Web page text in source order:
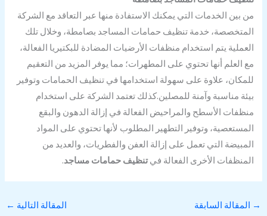
من بين الخدمات التي يمكنك الاستفادة منها عبر التعاقد مع الشركة
المتخصصة، خدمة تنظيف حمامات المساجد بصامطة، وخلال تلك
العملية يتم استخدام منظفات الأرضيات المضادة للبكتيريا الفعالة،
مع العلم أنها تحتوي على المطهرات؛ مما يوفر المزيد من التعقيم
للمكان، علاوة على سهولة استخدامها في تنظيف الحمامات وتوفير
بيئة مناسبة وآمنة للمصلين.كذلك تعتمد الشركة على استخدام
منظفات الأسطح والمراحيض الفعالة في إزالة الدهون والبقع
المستعصية، وتوفير التطهير المطلوب لأنها تحتوي على المواد
المبيضة التي تعمل على إزالة العفن والفطريات، والعديد من
المنظفات الأخرى الفعالة فيتنظيف حمامات مساجد.
→ المقالة السابقة المقالة التالية ←